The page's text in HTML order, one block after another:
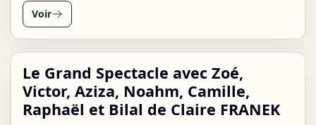
Voir
LUN
10
Le Grand Spectacle avec Zoé,
Victor, Aziza, Noahm, Camille,
Raphaël et Bilal de Claire FRANEK